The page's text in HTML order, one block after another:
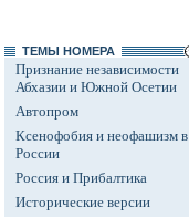
ТЕМЫ НОМЕРА
Признание независимости
Абхазии и Южной Осетии
Автопром
Ксенофобия и неофашизм в
России
Россия и Прибалтика
Исторические версии